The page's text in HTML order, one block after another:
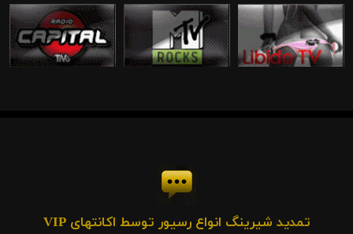
تمدید شیرینگ انواع رسیور توسط اکانتهای VIP